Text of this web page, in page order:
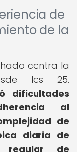
de
de la
contra la
los 25.
dificultades
al
de
diaria de
de